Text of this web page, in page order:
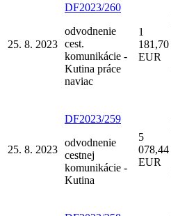
25. 8. 2023
DF2023/260
odvodnenie
cest.
komunikácie -
Kutina práce
naviac
1
181,70
EUR
25. 8. 2023
DF2023/259
odvodnenie
cestnej
komunikácie -
Kutina
5
078,44
EUR